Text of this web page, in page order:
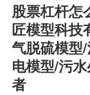
股票杠杆怎
匠模型科技
气脱硫模型
电模型/污
者